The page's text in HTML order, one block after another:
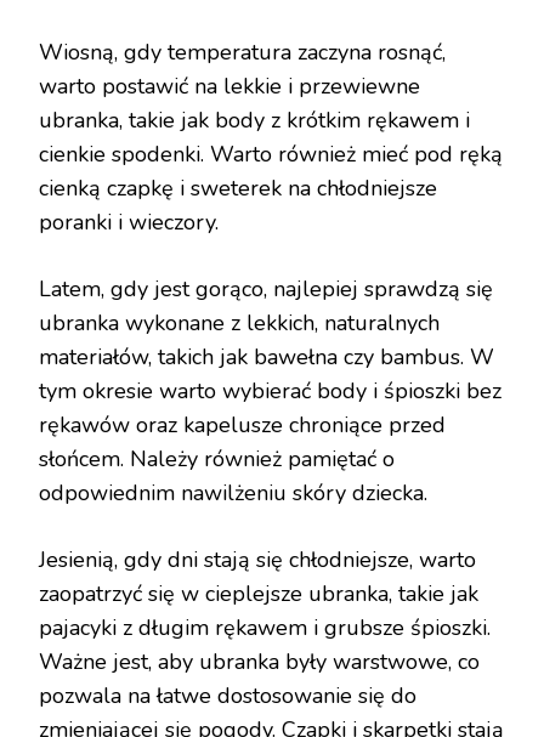
Wiosną, gdy temperatura zaczyna rosnąć,
warto postawić na lekkie i przewiewne
ubranka, takie jak body z krótkim rękawem i
cienkie spodenki. Warto również mieć pod ręką
cienką czapkę i sweterek na chłodniejsze
poranki i wieczory.
Latem, gdy jest gorąco, najlepiej sprawdzą się
ubranka wykonane z lekkich, naturalnych
materiałów, takich jak bawełna czy bambus. W
tym okresie warto wybierać body i śpioszki bez
rękawów oraz kapelusze chroniące przed
słońcem. Należy również pamiętać o
odpowiednim nawilżeniu skóry dziecka.
Jesienią, gdy dni stają się chłodniejsze, warto
zaopatrzyć się w cieplejsze ubranka, takie jak
pajacyki z długim rękawem i grubsze śpioszki.
Ważne jest, aby ubranka były warstwowe, co
pozwala na łatwe dostosowanie się do
zmieniającej się pogody. Czapki i skarpetki stają